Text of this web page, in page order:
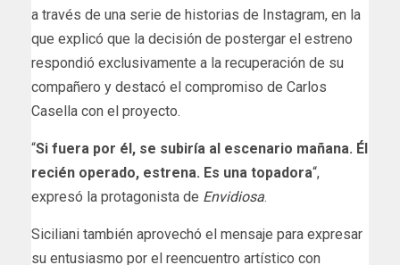
a través de una serie de historias de Instagram, en la
que explicó que la decisión de postergar el estreno
respondió exclusivamente a la recuperación de su
compañero y destacó el compromiso de Carlos
Casella con el proyecto.
“Si fuera por él, se subiría al escenario mañana. Él
recién operado, estrena. Es una topadora“,
expresó la protagonista de Envidiosa.
Siciliani también aprovechó el mensaje para expresar
su entusiasmo por el reencuentro artístico con